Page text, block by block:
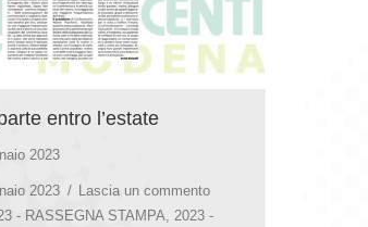
entro l’estate
2023
2023
Lascia un commento
- RASSEGNA STAMPA
2023 -